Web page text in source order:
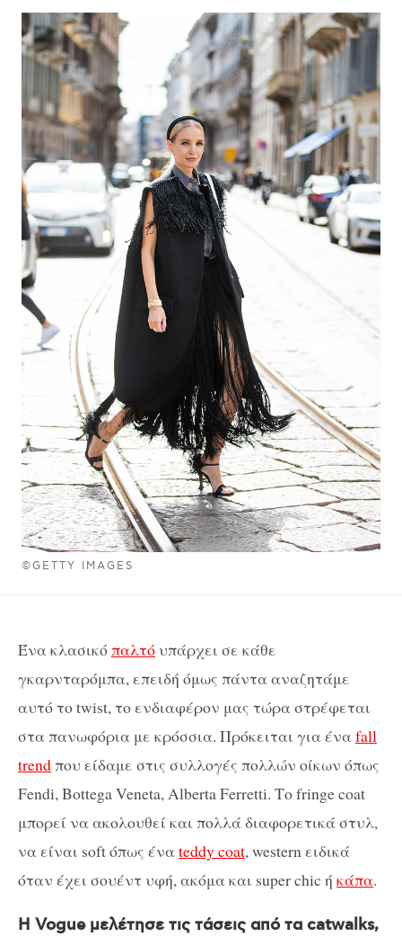
©GETTY IMAGES
Ένα κλασικόπαλτόυπάρχει σε κάθε
γκαρνταρόμπα, επειδή όμως πάντα αναζητάμε
αυτό το twist, το ενδιαφέρον μας τώρα στρέφεται
στα πανωφόρια με κρόσσια. Πρόκειται για έναfall
trendπου είδαμε στις συλλογές πολλών οίκων όπως
Fendi, Bottega Veneta, Alberta Ferretti. Το fringe coat
μπορεί να ακολουθεί και πολλά διαφορετικά στυλ,
να είναι soft όπως έναteddy coat, western ειδικά
όταν έχει σουέντ υφή, ακόμα και super chic ή κάπα.
H Vogue μελέτησε τις τάσεις από τα catwalks,